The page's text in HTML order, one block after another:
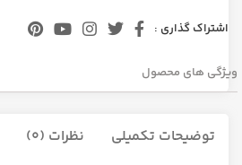
اشتراک گذاری :
ویژگی های محصول
توضیحات تکمیلی نظرات (0)